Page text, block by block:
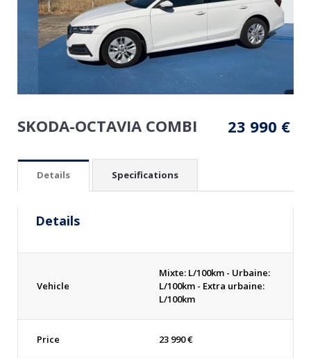
SKODA-OCTAVIA COMBI 23 990 €
Details Specifications
Details
Vehicle
Mixte: L/100km - Urbaine:
L/100km - Extra urbaine:
L/100km
Price 23 990€